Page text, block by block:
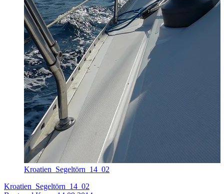
Kroatien_Segeltörn_14_02
Kroatien_Segeltörn_14_02